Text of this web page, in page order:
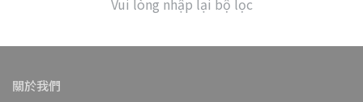
Vui lòng nhập lại bộ lọc
關於我們